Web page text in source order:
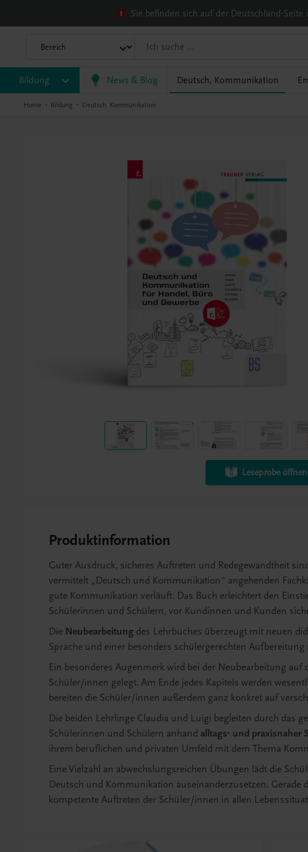
Sie befinden sich auf der Deutschland-Seite
Bildung News & Blog Deutsch, Kommunikation
Home Bildung Deutsch, Kommunikation
Leseprobe öffnen
Produktinformation
Guter Ausdruck, sicheres Auftreten und Redegewandtheit
vermittelt „Deutsch und Kommunikation“ angehenden
gute Kommunikation verläuft. Das Buch erleichtert den
Schülerinnen und Schülern, vor Kundinnen und Kunden
Die Neubearbeitung des Lehrbuches überzeugt mit neuen
Sprache und einer besonders schülergerechten
Ein besonderes Augenmerk wird bei der Neubearbeitung auf
Schüler/innen gelegt. Am Ende jedes Kapitels werden
bereiten die Schüler/innen außerdem ganz konkret auf
Die beiden Lehrlinge Claudia und Luigi begleiten durch das
Schülerinnen und Schülern anhand alltags- und praxisnaher
ihrem beruflichen und privaten Umfeld mit dem Thema
Eine Vielzahl an abwechslungsreichen Übungen lädt die
Deutsch und Kommunikation auseinanderzusetzen. Gerade
kompetente Auftreten der Schüler/innen in allen